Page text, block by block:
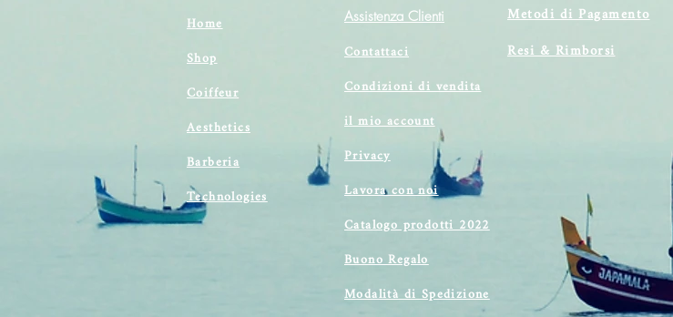
Home
Shop
Coiffeur
Aesthetics
Barberia
Technologies
Assistenza Clienti
Contattaci
Condizioni di vendita
il mio account
Privacy
Lavora con noi
Catalogo prodotti 2022
Buono Regalo
Modalità di Spedizione
Metodi di Pagamento
Resi & Rimborsi